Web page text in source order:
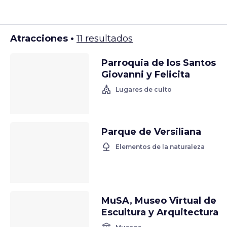
Atracciones •11 resultados
Parroquia de los Santos
Giovanni y Felicita
church Lugares de culto
Parque de Versiliana
nature Elementos de la naturaleza
MuSA, Museo Virtual de
Escultura y Arquitectura